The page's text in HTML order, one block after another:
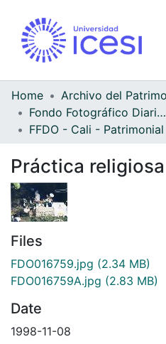
Home
Fondo Fotográfico Diario Occidente
FFDO - Cali - Patrimonial
Práctica religiosa
Files
FDO016759.jpg (2.34 MB)
FDO016759A.jpg (2.83 MB)
Date
1998-11-08